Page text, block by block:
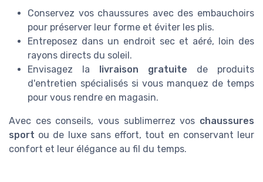
Conservez vos chaussures avec des embauchoirs
pour préserver leur forme et éviter les plis.
Entreposez dans un endroit sec et aéré, loin des
rayons directs du soleil.
Envisagez la
livraison gratuite de produits
d'entretien spécialisés si vous manquez de temps
pour vous rendre en magasin.
Avec ces conseils, vous sublimerrez vos chaussures
sport ou de luxe sans effort, tout en conservant leur
confort et leur élégance au fil du temps.